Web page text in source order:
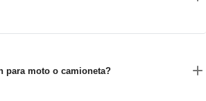
para moto o camioneta?